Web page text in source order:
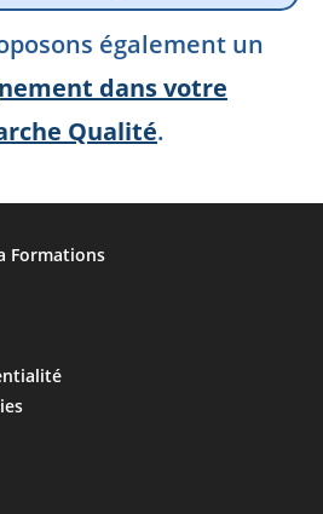
également un
dans votre
Qualité.
Formations